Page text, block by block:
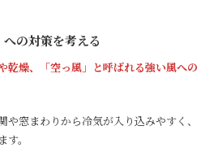
の対策を考える
乾燥、「空っ風」と呼ばれる強い風への
窓まわりから冷気が入り込みやすく、
。